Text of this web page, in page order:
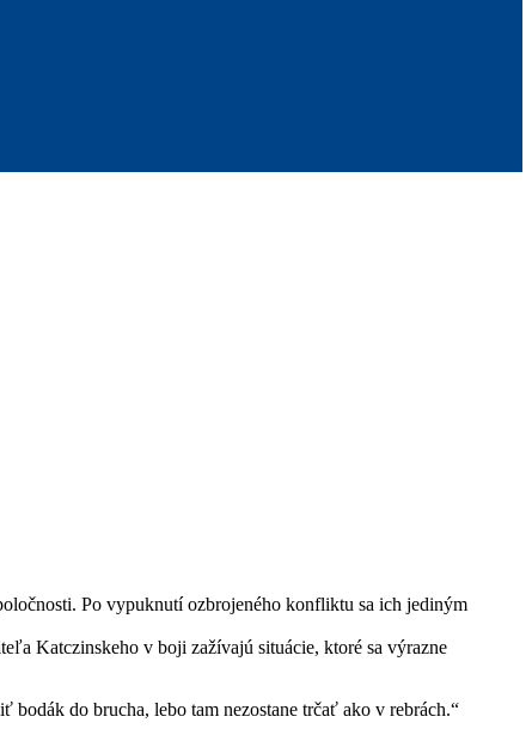
Po vypuknutí ozbrojeného konfliktu sa ich jediným
Katczinskeho v boji zažívajú situácie, ktoré sa výrazne
do brucha, lebo tam nezostane trčať ako v rebrách.“